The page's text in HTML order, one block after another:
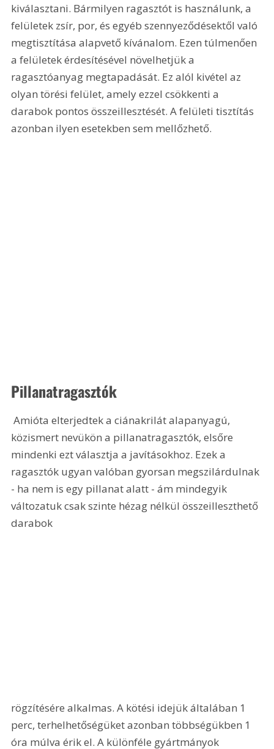
kiválasztani. Bármilyen ragasztót is használunk, a
felületek zsír, por, és egyéb szennyeződésektől való
megtisztítása alapvető kívánalom. Ezen túlmenően
a felületek érdesítésével növelhetjük a
ragasztóanyag megtapadását. Ez alól kivétel az
olyan törési felület, amely ezzel csökkenti a
darabok pontos összeillesztését. A felületi tisztítás
azonban ilyen esetekben sem mellőzhető.
Pillanatragasztók
Amióta elterjedtek a ciánakrilát alapanyagú,
közismert nevükön a pillanatragasztók, elsőre
mindenki ezt választja a javításokhoz. Ezek a
ragasztók ugyan valóban gyorsan megszilárdulnak
- ha nem is egy pillanat alatt - ám mindegyik
változatuk csak szinte hézag nélkül összeilleszthető
darabok
rögzítésére alkalmas. A kötési idejük általában 1
perc, terhelhetőségüket azonban többségükben 1
óra múlva érik el. A különféle gyártmányok